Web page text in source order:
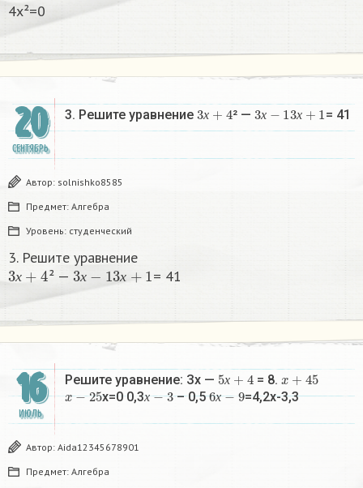
4х²=0
20
СЕНТЯБРЬ
3. Решите уравнение х
3х+4 ² — х
3х− 1
х
3х+1 = 41​
Автор: solnishko8585
Предмет: Алгебра
Уровень: студенческий
3. Решите уравнение
х
3х+4 ² — х
3х−1
х
3х+ = 41​
16
ИЮЛЬ
Решите уравнение: Зх — х
5 х+4 = 8. x+45
25 x=0 0,3х – 0,5 х
6 =4,2х-3,3
Автор: Aida12345678901
Предмет: Алгебра